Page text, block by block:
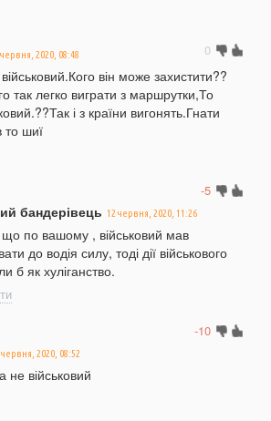
0
2020, 08:48
він може захистити??
так легко виграти з маршрутки,То
і з країни вигонять.Гнати
то шиї
-5
бандерівець 12 червня, 2020, 11:26
по вашому , військовий мав
до водія силу, тоді дії військового
б як хуліганство.
-10
червня, 2020, 08:52
не військовий